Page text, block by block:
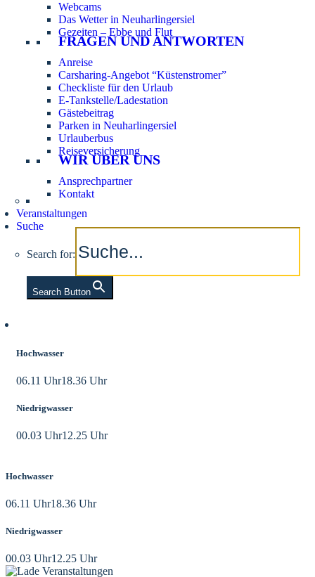
Webcams
Das Wetter in Neuharlingersiel
Gezeiten – Ebbe und Flut
FRAGEN UND ANTWORTEN
Anreise
Carsharing-Angebot “Küstenstromer”
Checkliste für den Urlaub
E-Tankstelle/Ladestation
Gästebeitrag
Parken in Neuharlingersiel
Urlauberbus
Reiseversicherung
WIR ÜBER UNS
Ansprechpartner
Kontakt
Veranstaltungen
Suche
Search for:
Search Button
Hochwasser
06.11 Uhr18.36 Uhr
Niedrigwasser
00.03 Uhr12.25 Uhr
Hochwasser
06.11 Uhr18.36 Uhr
Niedrigwasser
00.03 Uhr12.25 Uhr